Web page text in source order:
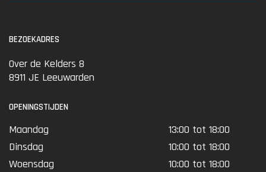
BEZOEKADRES
Over de Kelders 8
8911 JE Leeuwarden
OPENINGSTIJDEN
Maandag
13:00 tot 18:00
Dinsdag
10:00 tot 18:00
Woensdag
10:00 tot 18:00